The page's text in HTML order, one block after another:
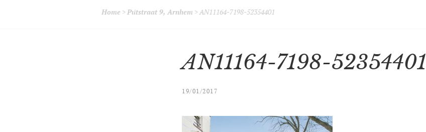
Home > Putstraat 9, Arnhem >AN11164-7198-52354401
AN11164-7198-52354401
19/01/2017